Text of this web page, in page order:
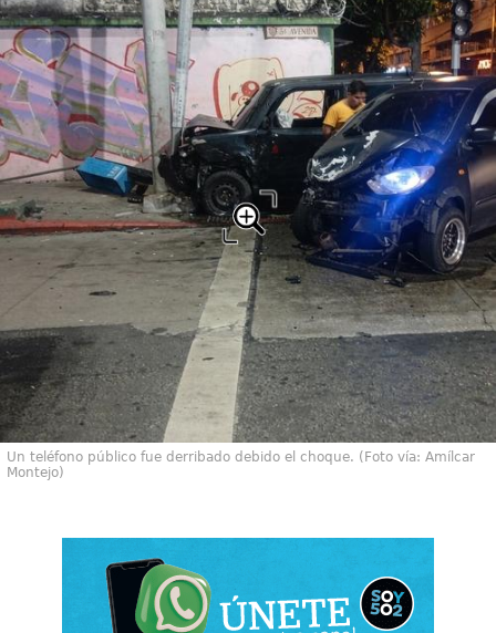
Un teléfono público fue derribado debido el choque. (Foto vía: Amílcar
Montejo)